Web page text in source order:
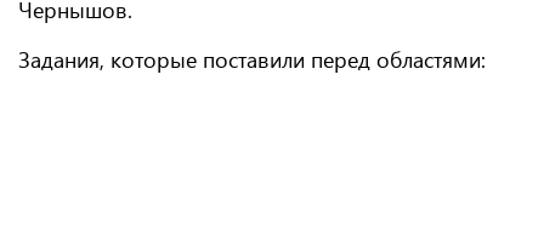
Чернышов.
Задания, которые поставили перед областями: